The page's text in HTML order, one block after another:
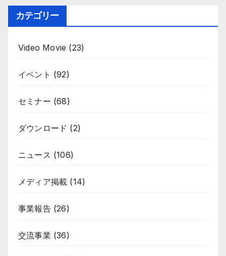
c
e
b
o
st
o
d
n
カテゴリー
Video Movie (23)
イベント (92)
セミナー (68)
ダウンロード (2)
ニュース (106)
メディア掲載 (14)
事業報告(26)
交流事業 (36)